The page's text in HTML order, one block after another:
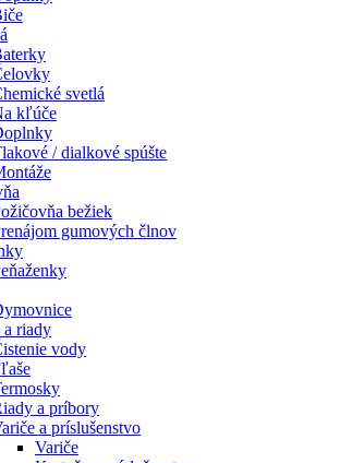
svetlá
kľúče
/ dialkové spúšte
bežiek
gumových člnov
a riady
vody
a príbory
a príslušenstvo
Variče